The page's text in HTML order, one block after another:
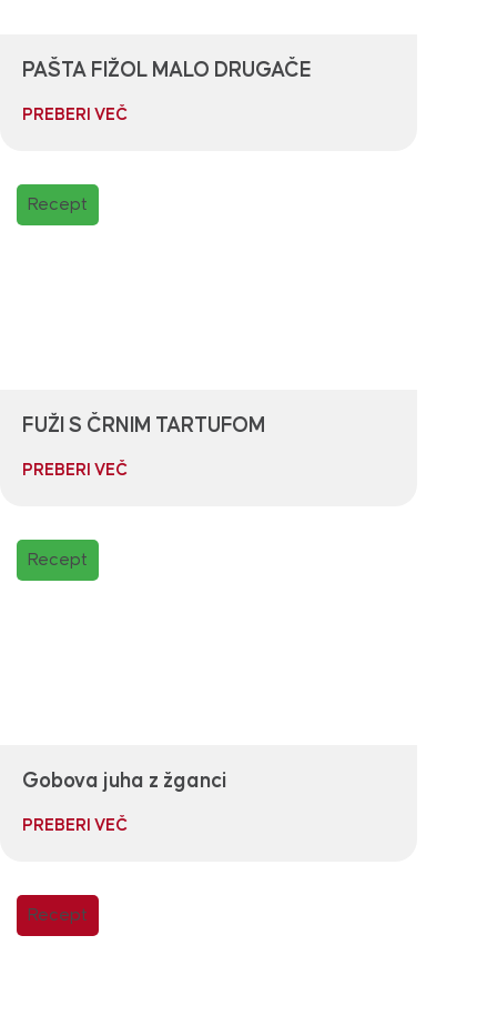
PAŠTA FIŽOL MALO DRUGAČE
PREBERI VEČ
Recept
FUŽI S ČRNIM TARTUFOM
PREBERI VEČ
Recept
Gobova juha z žganci
PREBERI VEČ
Recept